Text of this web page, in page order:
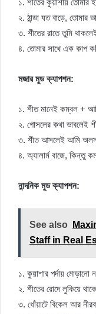
১. শীতের কুয়াশায় তোমার
২. ঠান্ডা যত বাড়ে, তোমার
৩. শীতের রাতে তুমি
৪. তোমার সাথে এক কাপ
মজার মুড ক্যাপশন:
১. শীত মানেই কম্বল +
২. গোসলের কথা ভাবলেই
৩. শীত আসলেই আমি
৪. অ্যালার্ম বাজে, কিন্তু
নান্দনিক মুড ক্যাপশন:
See also
Staff in Real
১. কুয়াশার পর্দায় মোড়ানো
২. শীতের রোদে লুকিয়ে
৩. ধোঁয়াটে বিকেল আর